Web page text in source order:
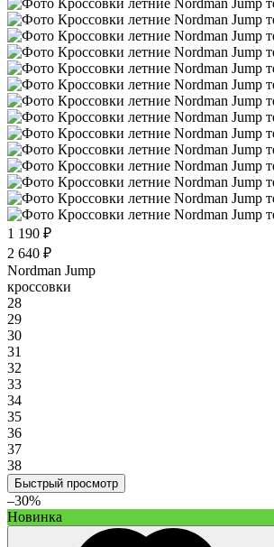
1 190 ₽
2 640 ₽
Nordman Jump
кроссовки
28
29
30
31
32
33
34
35
36
37
38
Быстрый просмотр
–30%
Новинка